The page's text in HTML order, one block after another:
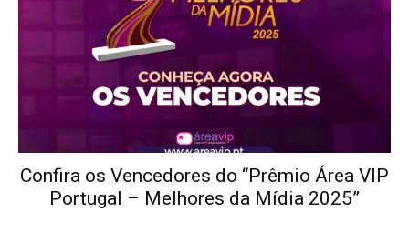
Confira os Vencedores do “Prêmio Área VIP
Portugal – Melhores da Mídia 2025”